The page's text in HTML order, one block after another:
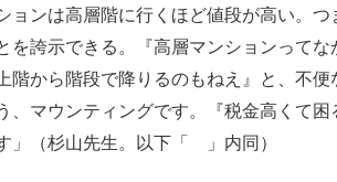
ョンは高層階に行くほど値段が高い。
を誇示できる。『高層マンションって
階から階段で降りるのもねえ』と、不
、マウンティングです。『税金高くて
」（杉山先生。以下「 」内同）